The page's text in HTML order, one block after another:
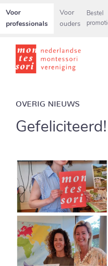
Gefeliciteerd!
OVERIG NIEUWS
Secundaire navigatiemenu
Voor
professionals
Voor
ouders
Bestel